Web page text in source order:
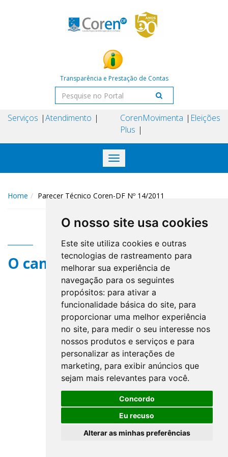
O nosso site usa cookies
Este site utiliza cookies e outras
tecnologias de rastreamento para
melhorar sua experiência de
navegação para os seguintes
propósitos: para ativar a
funcionalidade básica do site, para
proporcionar uma melhor experiência
no site, para medir o seu interesse nos
nossos produtos e serviços e para
personalizar as interações de
marketing, para exibir anúncios que
sejam mais relevantes para você.
Concordo
Eu recuso
Alterar as minhas preferências
Transparência e Prestação de Contas
Serviços Atendimento
Coren
Plus
Movimenta Eleições
Toggle
navigation
Home Parecer Técnico Coren-DF Nº 14/2011
O campo title não existe.